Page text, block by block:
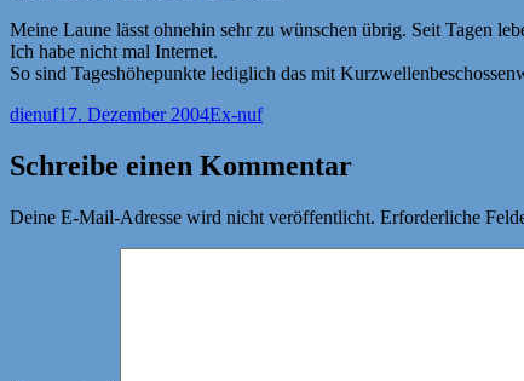
Meine Laune lässt ohnehin sehr zu wünschen übrig. Seit Tagen
Ich habe nicht mal Internet.
So sind Tageshöhepunkte lediglich das mit
Autor
dienufVeröffentlicht
17. Dezember 2004Kategorien
Ex-nuf
Schreibe einen Kommentar
Deine E-Mail-Adresse wird nicht veröffentlicht. Erforderliche